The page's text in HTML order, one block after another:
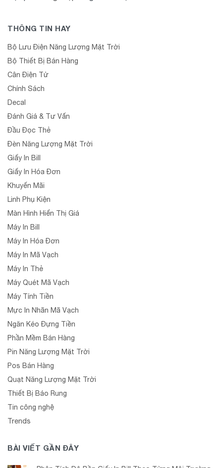
THÔNG TIN HAY
Bộ Lưu Điện Năng Lượng Mặt Trời
Bộ Thiết Bị Bán Hàng
Cân Điện Tử
Chính Sách
Decal
Đánh Giá & Tư Vấn
Đầu Đọc Thẻ
Đèn Năng Lượng Mặt Trời
Giấy In Bill
Giấy In Hóa Đơn
Khuyến Mãi
Linh Phụ Kiện
Màn Hình Hiển Thị Giá
Máy In Bill
Máy In Hóa Đơn
Máy In Mã Vạch
Máy In Thẻ
Máy Quét Mã Vạch
Máy Tính Tiền
Mực In Nhãn Mã Vạch
Ngăn Kéo Đựng Tiền
Phần Mềm Bán Hàng
Pin Năng Lượng Mặt Trời
Pos Bán Hàng
Quạt Năng Lượng Mặt Trời
Thiết Bị Báo Rung
Tin công nghệ
Trends
BÀI VIẾT GẦN ĐÂY